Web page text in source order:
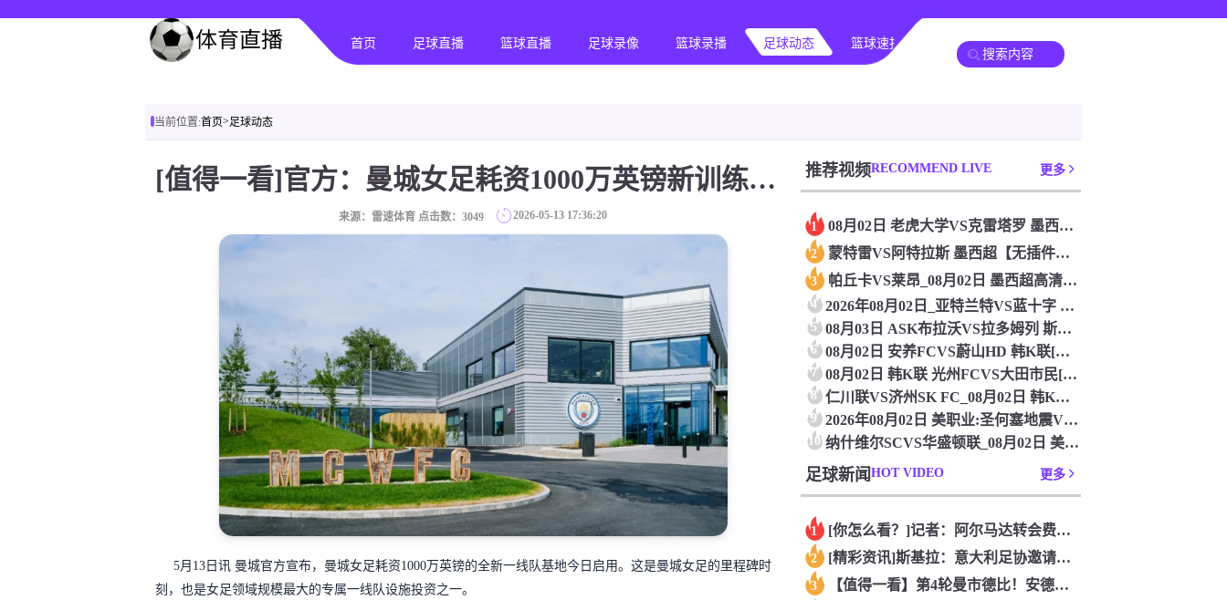
首页 足球直播 篮球直播 足球录像 篮球录播 足球动态 篮球速报 全球联赛
当前位置:首页>足球动态
[值得一看]官方：曼城女足耗资1000万英镑新训练基地正式启用
来源：雷速体育 点击数：3049 2026-05-13 17:36:20
5月13日讯 曼城官方宣布，曼城女足耗资1000万英镑的全新一线队基地今日启用。这是曼城女足的里程碑时
刻，也是女足领域规模最大的专属一线队设施投资之一。
推荐视频RECOMMEND LIVE 更多
1 08月02日 老虎大学VS克雷塔罗 墨西超[无插件直播]
2 蒙特雷VS阿特拉斯 墨西超【无插件直播】_2026年08月0
3 帕丘卡VS莱昂_08月02日 墨西超高清赛事直播
4 2026年08月02日_亚特兰特VS蓝十字 墨西超直播 高清
5 08月03日 ASK布拉沃VS拉多姆列 斯亚甲[在线观看]
6 08月02日 安养FCVS蔚山HD 韩K联[免费直播]
7 08月02日 韩K联 光州FCVS大田市民[免费直播]
8 仁川联VS济州SK FC_08月02日 韩K联[免费直播]
9 2026年08月02日 美职业:圣何塞地震VS辛辛那提FC_
10 纳什维尔SCVS华盛顿联_08月02日 美职业[在线观看比赛
足球新闻 HOT VIDEO 更多
1 [你怎么看？]记者：阿尔马达转会费固定金额约2300万欧，外
2 [精彩资讯]斯基拉：意大利足协邀请布冯担任国家队领队，但遭到
3 【值得一看】第4轮曼市德比！安德森：从我知道曼市，曼城就是这